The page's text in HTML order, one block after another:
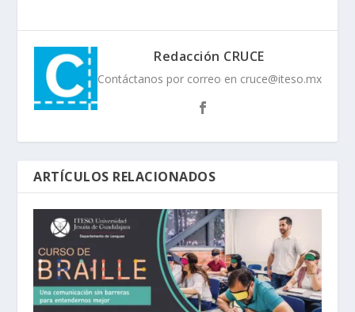
Redacción CRUCE
Contáctanos por correo en cruce@iteso.mx
ARTÍCULOS RELACIONADOS